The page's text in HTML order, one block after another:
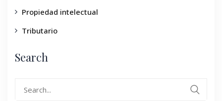
Propiedad intelectual
Tributario
Search